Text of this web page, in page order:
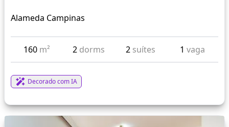
Alameda Campinas
160 m² 2 dorms 2 suítes 1 vaga
Decorado com IA